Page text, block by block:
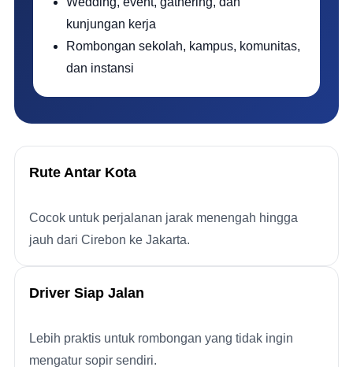
kunjungan kerja
Rombongan sekolah, kampus, komunitas,
dan instansi
Rute Antar Kota
Cocok untuk perjalanan jarak menengah hingga
jauh dari Cirebon ke Jakarta.
Driver Siap Jalan
Lebih praktis untuk rombongan yang tidak ingin
mengatur sopir sendiri.